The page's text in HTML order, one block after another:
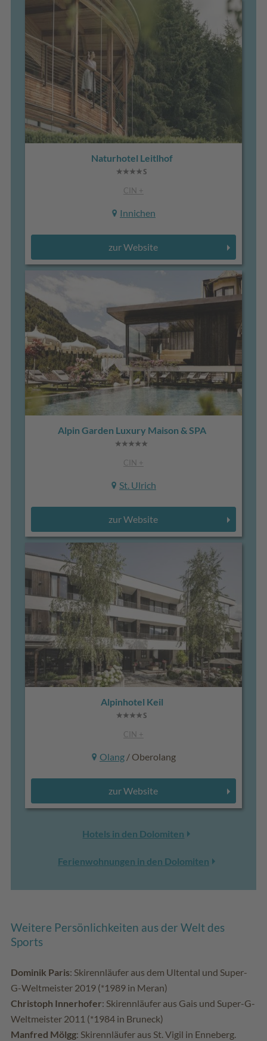
Naturhotel Leitlhof
CIN +
Innichen
zur Website
Alpin Garden Luxury Maison & SPA
CIN +
St. Ulrich
zur Website
Alpinhotel Keil
CIN +
Olang/ Oberolang
zur Website
Hotels in den Dolomiten
Ferienwohnungen in den Dolomiten
Weitere Persönlichkeiten aus der Welt des
Sports
Dominik Paris: Skirennläufer aus dem Ultental und Super-
G-Weltmeister 2019 (*1989 in Meran)
Christoph Innerhofer: Skirennläufer aus Gais und Super-G-
Weltmeister 2011 (*1984 in Bruneck)
Manfred Mölgg: Skirennläufer aus St. Vigil in Enneberg.